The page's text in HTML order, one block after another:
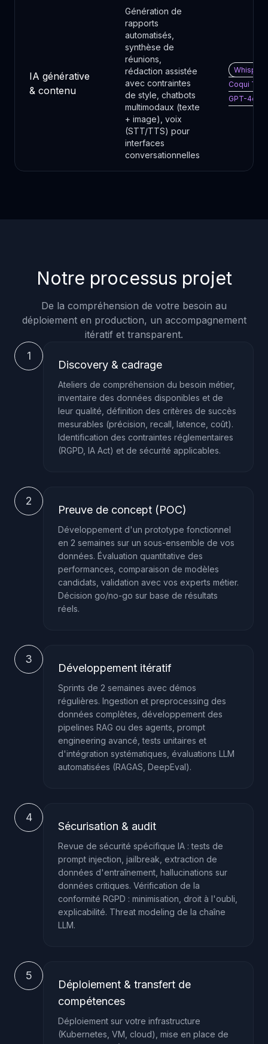
IA générative
& contenu
Génération de
rapports
automatisés,
synthèse de
réunions,
rédaction assistée
avec contraintes
de style, chatbots
multimodaux (texte
+ image), voix
(STT/TTS) pour
interfaces
conversationnelles
Whisper ·
Coqui TTS
GPT-4o
Notre processus projet
De la compréhension de votre besoin au
déploiement en production, un accompagnement
itératif et transparent.
1
Discovery & cadrage
Ateliers de compréhension du besoin métier,
inventaire des données disponibles et de
leur qualité, définition des critères de succès
mesurables (précision, recall, latence, coût).
Identification des contraintes réglementaires
(RGPD, IA Act) et de sécurité applicables.
2
Preuve de concept (POC)
Développement d'un prototype fonctionnel
en 2 semaines sur un sous-ensemble de vos
données. Évaluation quantitative des
performances, comparaison de modèles
candidats, validation avec vos experts métier.
Décision go/no-go sur base de résultats
réels.
3
Développement itératif
Sprints de 2 semaines avec démos
régulières. Ingestion et preprocessing des
données complètes, développement des
pipelines RAG ou des agents, prompt
engineering avancé, tests unitaires et
d'intégration systématiques, évaluations LLM
automatisées (RAGAS, DeepEval).
4
Sécurisation & audit
Revue de sécurité spécifique IA : tests de
prompt injection, jailbreak, extraction de
données d'entraînement, hallucinations sur
données critiques. Vérification de la
conformité RGPD : minimisation, droit à l'oubli,
explicabilité. Threat modeling de la chaîne
LLM.
5
Déploiement & transfert de
compétences
Déploiement sur votre infrastructure
(Kubernetes, VM, cloud), mise en place de